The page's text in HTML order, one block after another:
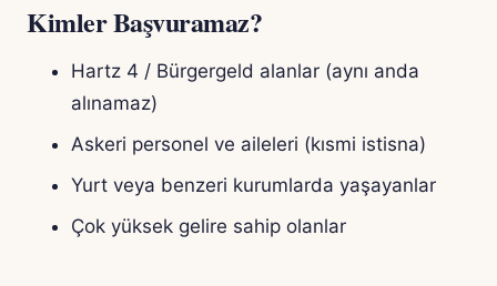
Kimler Başvuramaz?
Hartz 4 / Bürgergeld alanlar (aynı anda
alınamaz)
Askeri personel ve aileleri (kısmi istisna)
Yurt veya benzeri kurumlarda yaşayanlar
Çok yüksek gelire sahip olanlar